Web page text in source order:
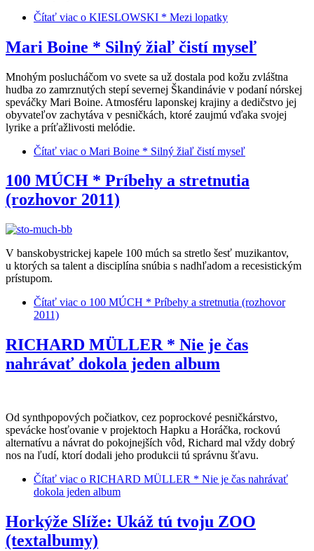
Čítať viac o KIESLOWSKI * Mezi lopatky
Mari Boine * Silný žiaľ čistí myseľ
Mnohým poslucháčom vo svete sa už dostala pod kožu zvláštna
hudba zo zamrznutých stepí severnej Škandinávie v podaní nórskej
speváčky Mari Boine. Atmosféru laponskej krajiny a dedičstvo jej
obyvateľov zachytáva v pesničkách, ktoré zaujmú vďaka svojej
lyrike a príťažlivosti melódie.
Čítať viac o Mari Boine * Silný žiaľ čistí myseľ
100 MÚCH * Príbehy a stretnutia
(rozhovor 2011)
V banskobystrickej kapele 100 múch sa stretlo šesť muzikantov,
u ktorých sa talent a disciplína snúbia s nadhľadom a recesistickým
prístupom.
Čítať viac o 100 MÚCH * Príbehy a stretnutia (rozhovor
2011)
RICHARD MÜLLER * Nie je čas
nahrávať dokola jeden album
Od synthpopových počiatkov, cez poprockové pesničkárstvo,
spevácke hosťovanie v projektoch Hapku a Horáčka, rockovú
alternatívu a návrat do pokojnejších vôd, Richard mal vždy dobrý
nos na ľudí, ktorí dodali jeho produkcii tú správnu šťavu.
Čítať viac o RICHARD MÜLLER * Nie je čas nahrávať
dokola jeden album
Horkýže Slíže: Ukáž tú tvoju ZOO
(textalbumy)